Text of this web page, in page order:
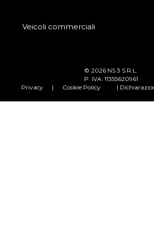
Veicoli commerciali
© 2026 NS 3 S.R.L.
P. IVA: 11355620961
Privacy
| Cookie Policy |